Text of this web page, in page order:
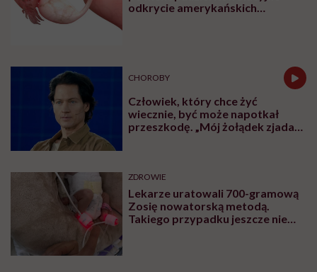
odkrycie amerykańskich
CHOROBY
Człowiek, który chce żyć
wiecznie, być może napotkał
przeszkodę. „Mój żołądek zjada
ZDROWIE
Lekarze uratowali 700-gramową
Zosię nowatorską metodą.
Takiego przypadku jeszcze nie